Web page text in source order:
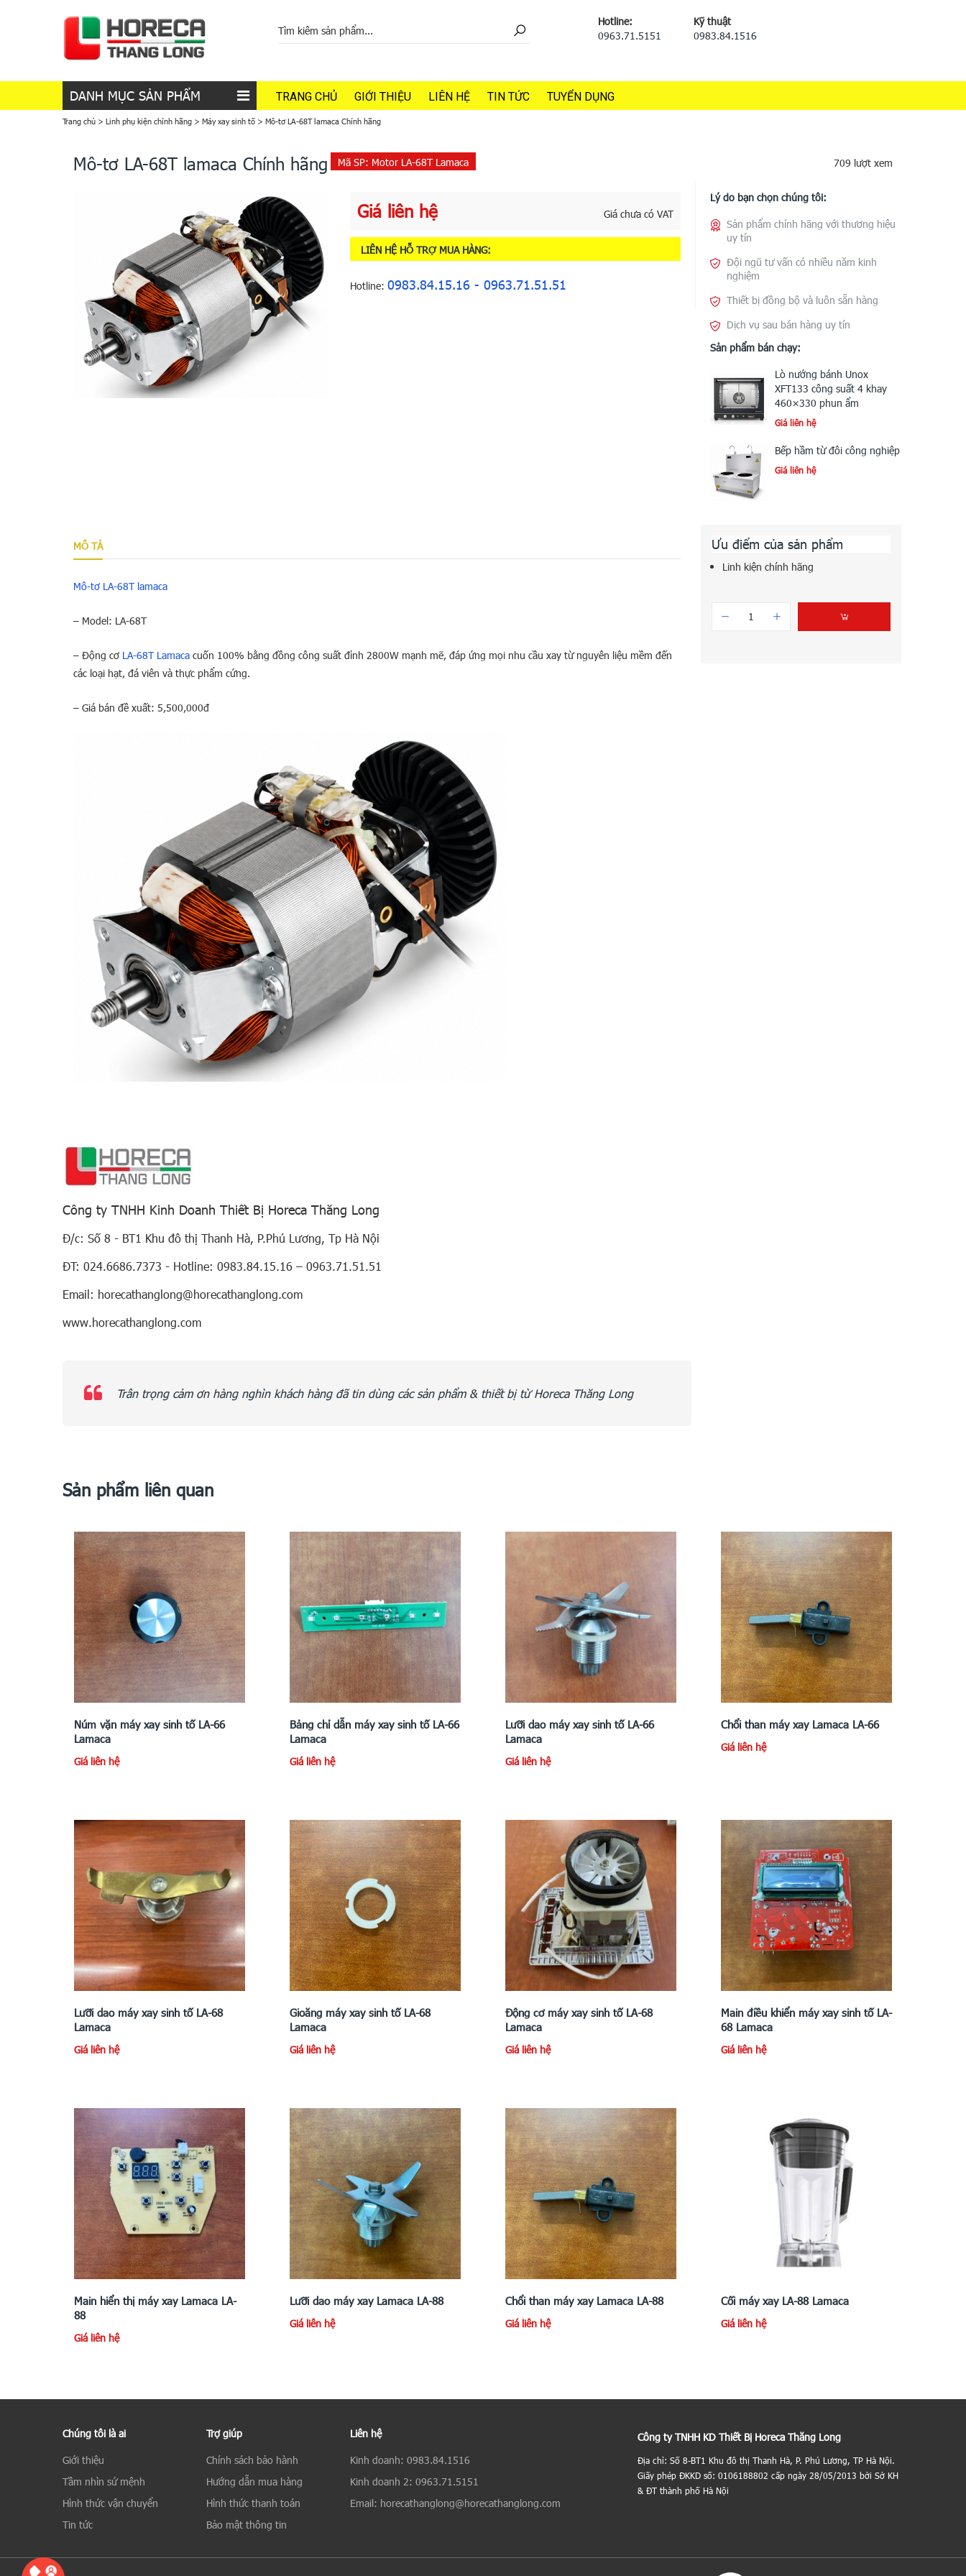
Hotline:
0963.71.5151
Kỹ thuật
0983.84.1516
DANH MỤC SẢN PHẨM TRANG CHỦ GIỚI THIỆU LIÊN HỆ TIN TỨC TUYỂN DỤNG
Trang chủ > Linh phụ kiện chính hãng > Máy xay sinh tố > Mô-tơ LA-68T lamaca Chính hãng
Mô-tơ LA-68T lamaca Chính hãng Mã SP: Motor LA-68T Lamaca 709 lượt xem
Giá liên hệ Giá chưa có VAT
LIÊN HỆ HỖ TRỢ MUA HÀNG:
Hotline: 0983.84.15.16 - 0963.71.51.51
Lý do bạn chọn chúng tôi:
Sản phẩm chính hãng với thương hiệu
uy tín
Đội ngũ tư vấn có nhiều năm kinh
nghiệm
Thiết bị đồng bộ và luôn sẵn hàng
Dịch vụ sau bán hàng uy tín
Sản phẩm bán chạy:
Lò nướng bánh Unox
XFT133 công suất 4 khay
460×330 phun ẩm
Giá liên hệ
Bếp hầm từ đôi công nghiệp
Giá liên hệ
MÔ TẢ
Mô-tơ LA-68T lamaca
– Model: LA-68T
– Động cơ LA-68T Lamaca cuốn 100% bằng đồng công suất đỉnh 2800W mạnh mẽ, đáp ứng mọi nhu cầu xay từ nguyên liệu mềm đến
các loại hạt, đá viên và thực phẩm cứng.
– Giá bán đề xuất: 5,500,000đ
Công ty TNHH Kinh Doanh Thiết Bị Horeca Thăng Long
Đ/c: Số 8 - BT1 Khu đô thị Thanh Hà, P.Phú Lương, Tp Hà Nội
ĐT: 024.6686.7373 - Hotline: 0983.84.15.16 – 0963.71.51.51
Email: horecathanglong@horecathanglong.com
www.horecathanglong.com
Trân trọng cảm ơn hàng nghìn khách hàng đã tin dùng các sản phẩm & thiết bị từ Horeca Thăng Long
Ưu điểm của sản phẩm
Linh kiện chính hãng
Sản phẩm liên quan
Núm vặn máy xay sinh tố LA-66
Lamaca
Giá liên hệ
Bảng chỉ dẫn máy xay sinh tố LA-66
Lamaca
Giá liên hệ
Lưỡi dao máy xay sinh tố LA-66
Lamaca
Giá liên hệ
Chổi than máy xay Lamaca LA-66
Giá liên hệ
Lưỡi dao máy xay sinh tố LA-68
Lamaca
Giá liên hệ
Gioăng máy xay sinh tố LA-68
Lamaca
Giá liên hệ
Động cơ máy xay sinh tố LA-68
Lamaca
Giá liên hệ
Main điều khiển máy xay sinh tố LA-
68 Lamaca
Giá liên hệ
Main hiển thị máy xay Lamaca LA-
88
Giá liên hệ
Lưỡi dao máy xay Lamaca LA-88
Giá liên hệ
Chổi than máy xay Lamaca LA-88
Giá liên hệ
Cối máy xay LA-88 Lamaca
Giá liên hệ
Chúng tôi là ai
Giới thiệu
Tầm nhìn sứ mệnh
Hình thức vận chuyển
Tin tức
Trợ giúp
Chính sách bảo hành
Hướng dẫn mua hàng
Hình thức thanh toán
Bảo mật thông tin
Liên hệ
Kinh doanh: 0983.84.1516
Kinh doanh 2: 0963.71.5151
Email: horecathanglong@horecathanglong.com
Công ty TNHH KD Thiết Bị Horeca Thăng Long
Địa chỉ: Số 8-BT1 Khu đô thị Thanh Hà, P. Phú Lương, TP Hà Nội.
Giấy phép ĐKKD số: 0106188802 cấp ngày 28/05/2013 bởi Sở KH
& ĐT thành phố Hà Nội